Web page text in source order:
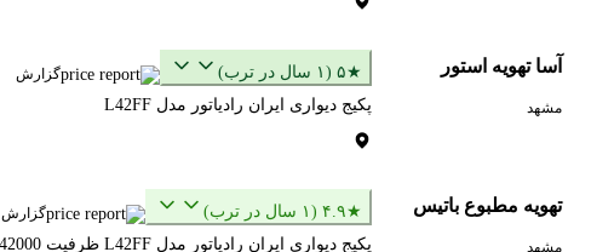
آسا تهویه استور
مشهد
★۵ (۱ سال در ترب) گزارش
پکیج دیواری ایران رادیاتور مدل L42FF
تهویه مطبوع باتیس
مشهد
★۴.۹ (۱ سال در ترب) گزارش
پکیج دیواری ایران رادیاتور مدل L42FF ظرفیت 42000 دو مبدل فن‌دار